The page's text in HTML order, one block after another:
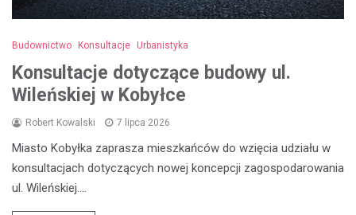
Budownictwo Konsultacje Urbanistyka
Konsultacje dotyczące budowy ul.
Wileńskiej w Kobyłce
Robert Kowalski 7 lipca 2026
Miasto Kobyłka zaprasza mieszkańców do wzięcia udziału w
konsultacjach dotyczących nowej koncepcji zagospodarowania
ul. Wileńskiej.…